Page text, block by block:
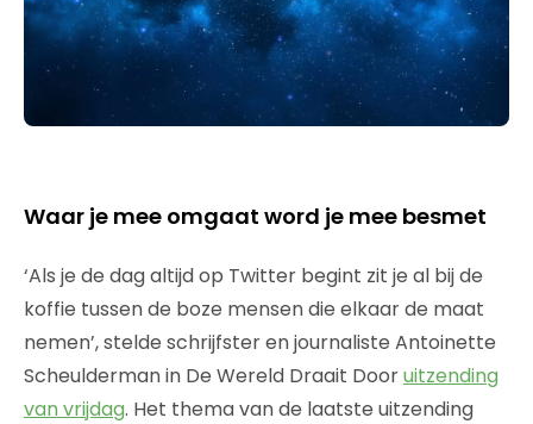
Waar je mee omgaat word je mee besmet
‘Als je de dag altijd op Twitter begint zit je al bij de
koffie tussen de boze mensen die elkaar de maat
nemen’, stelde schrijfster en journaliste Antoinette
Scheulderman in De Wereld Draait Dooruitzending
van vrijdag. Het thema van de laatste uitzending